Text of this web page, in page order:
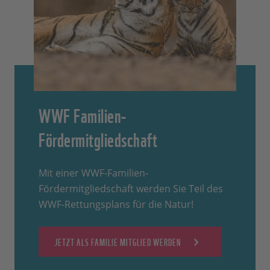
WWF Familien-
Fördermitgliedschaft
Mit einer WWF-Familien-
Fördermitgliedschaft werden Sie Teil des
WWF-Rettungsplans für die Natur!
JETZT ALS FAMILIE MITGLIED WERDEN